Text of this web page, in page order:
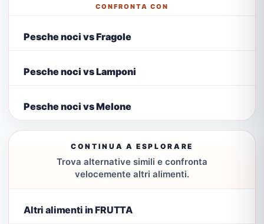
CONFRONTA CON
Pesche noci vs Fragole
Pesche noci vs Lamponi
Pesche noci vs Melone
CONTINUA A ESPLORARE
Trova alternative simili e confronta
velocemente altri alimenti.
Altri alimenti in FRUTTA